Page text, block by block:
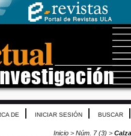
DE INICIAR SESIÓN BUSCAR
Inicio > Núm. 7 (3) >